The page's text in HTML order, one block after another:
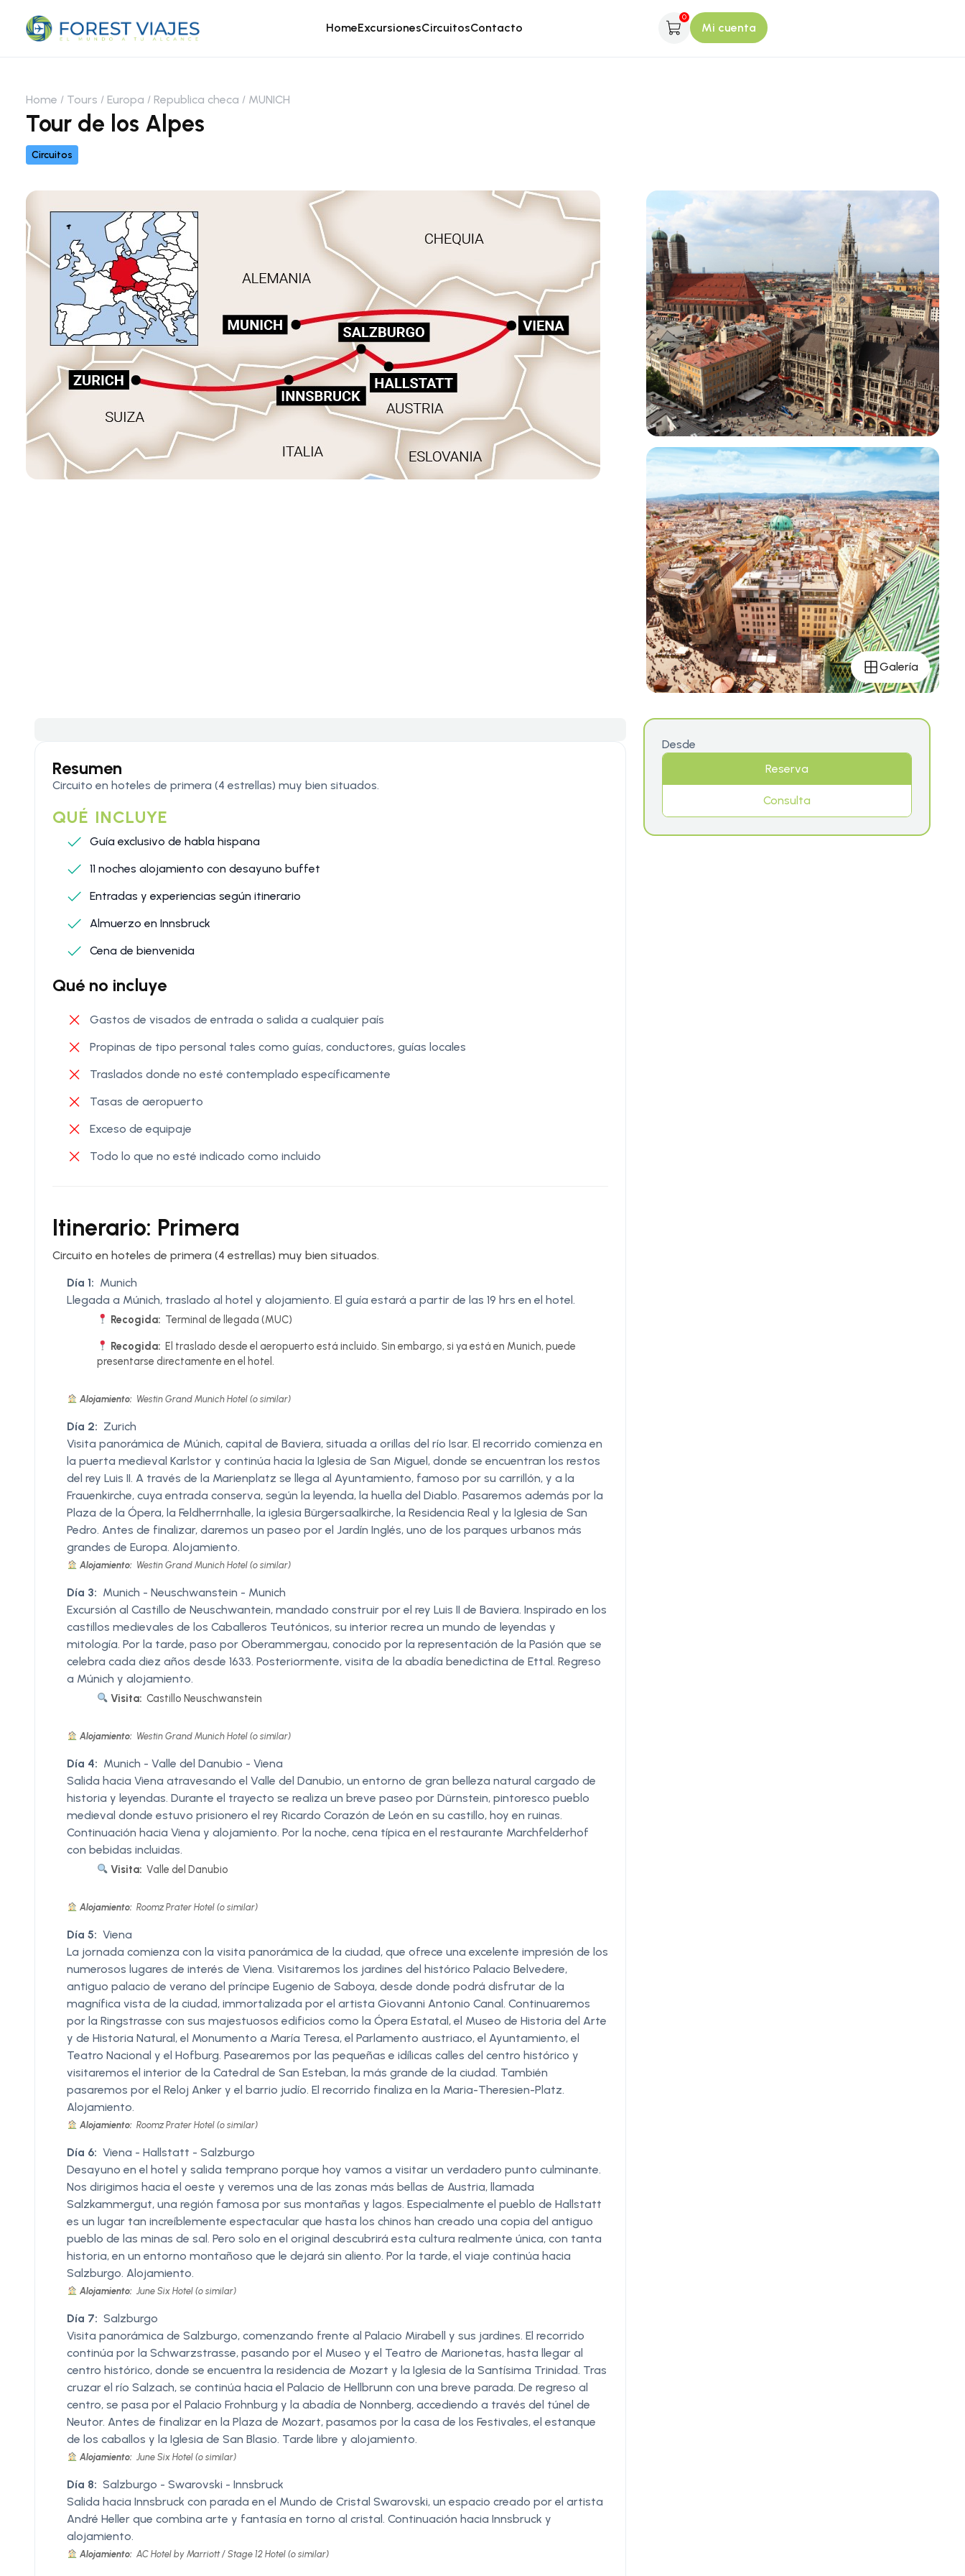
HomeExcursionesCircuitosContacto
0
Mi cuenta
Home Tours Europa Republica checa MUNICH
Tour de los Alpes
Circuitos
Galería
Resumen
Circuito en hoteles de primera (4 estrellas) muy bien situados.
QUÉ INCLUYE
Guía exclusivo de habla hispana
11 noches alojamiento con desayuno buffet
Entradas y experiencias según itinerario
Almuerzo en Innsbruck
Cena de bienvenida
Qué no incluye
Gastos de visados de entrada o salida a cualquier país
Propinas de tipo personal tales como guías, conductores, guías locales
Traslados donde no esté contemplado específicamente
Tasas de aeropuerto
Exceso de equipaje
Todo lo que no esté indicado como incluido
Itinerario: Primera
Circuito en hoteles de primera (4 estrellas) muy bien situados.
Día 1: Munich
Llegada a Múnich, traslado al hotel y alojamiento. El guía estará a partir de las 19 hrs en el hotel.
Recogida: Terminal de llegada (MUC)
Recogida: El traslado desde el aeropuerto está incluido. Sin embargo, si ya está en Munich, puede
presentarse directamente en el hotel.
Alojamiento: Westin Grand Munich Hotel (o similar)
Día 2: Zurich
Visita panorámica de Múnich, capital de Baviera, situada a orillas del río Isar. El recorrido comienza en
la puerta medieval Karlstor y continúa hacia la Iglesia de San Miguel, donde se encuentran los restos
del rey Luis II. A través de la Marienplatz se llega al Ayuntamiento, famoso por su carrillón, y a la
Frauenkirche, cuya entrada conserva, según la leyenda, la huella del Diablo. Pasaremos además por la
Plaza de la Ópera, la Feldherrnhalle, la iglesia Bürgersaalkirche, la Residencia Real y la Iglesia de San
Pedro. Antes de finalizar, daremos un paseo por el Jardín Inglés, uno de los parques urbanos más
grandes de Europa. Alojamiento.
Alojamiento: Westin Grand Munich Hotel (o similar)
Día 3: Munich - Neuschwanstein - Munich
Excursión al Castillo de Neuschwantein, mandado construir por el rey Luis II de Baviera. Inspirado en los
castillos medievales de los Caballeros Teutónicos, su interior recrea un mundo de leyendas y
mitología. Por la tarde, paso por Oberammergau, conocido por la representación de la Pasión que se
celebra cada diez años desde 1633. Posteriormente, visita de la abadía benedictina de Ettal. Regreso
a Múnich y alojamiento.
Visita: Castillo Neuschwanstein
Alojamiento: Westin Grand Munich Hotel (o similar)
Día 4: Munich - Valle del Danubio - Viena
Salida hacia Viena atravesando el Valle del Danubio, un entorno de gran belleza natural cargado de
historia y leyendas. Durante el trayecto se realiza un breve paseo por Dürnstein, pintoresco pueblo
medieval donde estuvo prisionero el rey Ricardo Corazón de León en su castillo, hoy en ruinas.
Continuación hacia Viena y alojamiento. Por la noche, cena típica en el restaurante Marchfelderhof
con bebidas incluidas.
Visita: Valle del Danubio
Alojamiento: Roomz Prater Hotel (o similar)
Día 5: Viena
La jornada comienza con la visita panorámica de la ciudad, que ofrece una excelente impresión de los
numerosos lugares de interés de Viena. Visitaremos los jardines del histórico Palacio Belvedere,
antiguo palacio de verano del príncipe Eugenio de Saboya, desde donde podrá disfrutar de la
magnífica vista de la ciudad, immortalizada por el artista Giovanni Antonio Canal. Continuaremos
por la Ringstrasse con sus majestuosos edificios como la Ópera Estatal, el Museo de Historia del Arte
y de Historia Natural, el Monumento a María Teresa, el Parlamento austriaco, el Ayuntamiento, el
Teatro Nacional y el Hofburg. Pasearemos por las pequeñas e idílicas calles del centro histórico y
visitaremos el interior de la Catedral de San Esteban, la más grande de la ciudad. También
pasaremos por el Reloj Anker y el barrio judío. El recorrido finaliza en la Maria-Theresien-Platz.
Alojamiento.
Alojamiento: Roomz Prater Hotel (o similar)
Día 6: Viena - Hallstatt - Salzburgo
Desayuno en el hotel y salida temprano porque hoy vamos a visitar un verdadero punto culminante.
Nos dirigimos hacia el oeste y veremos una de las zonas más bellas de Austria, llamada
Salzkammergut, una región famosa por sus montañas y lagos. Especialmente el pueblo de Hallstatt
es un lugar tan increíblemente espectacular que hasta los chinos han creado una copia del antiguo
pueblo de las minas de sal. Pero solo en el original descubrirá esta cultura realmente única, con tanta
historia, en un entorno montañoso que le dejará sin aliento. Por la tarde, el viaje continúa hacia
Salzburgo. Alojamiento.
Alojamiento: June Six Hotel (o similar)
Día 7: Salzburgo
Visita panorámica de Salzburgo, comenzando frente al Palacio Mirabell y sus jardines. El recorrido
continúa por la Schwarzstrasse, pasando por el Museo y el Teatro de Marionetas, hasta llegar al
centro histórico, donde se encuentra la residencia de Mozart y la Iglesia de la Santísima Trinidad. Tras
cruzar el río Salzach, se continúa hacia el Palacio de Hellbrunn con una breve parada. De regreso al
centro, se pasa por el Palacio Frohnburg y la abadía de Nonnberg, accediendo a través del túnel de
Neutor. Antes de finalizar en la Plaza de Mozart, pasamos por la casa de los Festivales, el estanque
de los caballos y la Iglesia de San Blasio. Tarde libre y alojamiento.
Alojamiento: June Six Hotel (o similar)
Día 8: Salzburgo - Swarovski - Innsbruck
Salida hacia Innsbruck con parada en el Mundo de Cristal Swarovski, un espacio creado por el artista
André Heller que combina arte y fantasía en torno al cristal. Continuación hacia Innsbruck y
alojamiento.
Alojamiento: AC Hotel by Marriott / Stage 12 Hotel (o similar)
Desde
Reserva
Consulta